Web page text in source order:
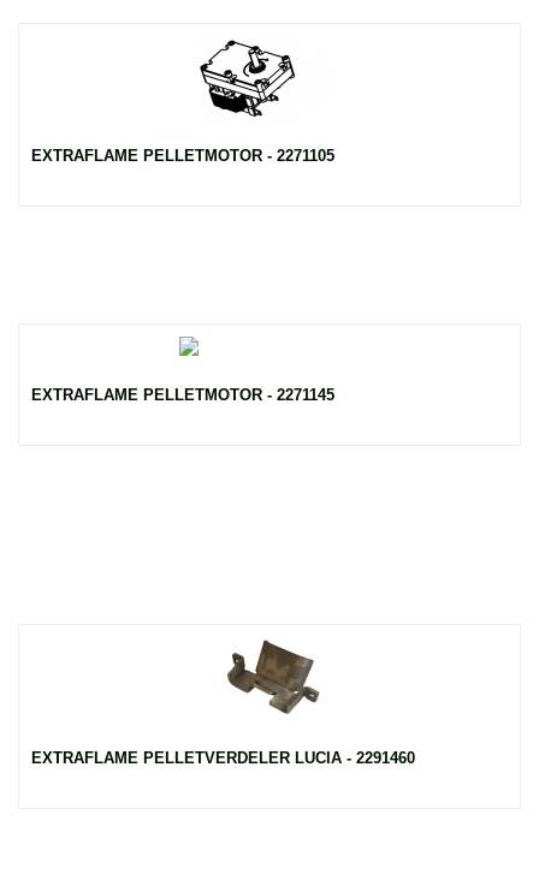
EXTRAFLAME PELLETMOTOR - 2271105
EXTRAFLAME PELLETMOTOR - 2271145
EXTRAFLAME PELLETVERDELER LUCIA - 2291460